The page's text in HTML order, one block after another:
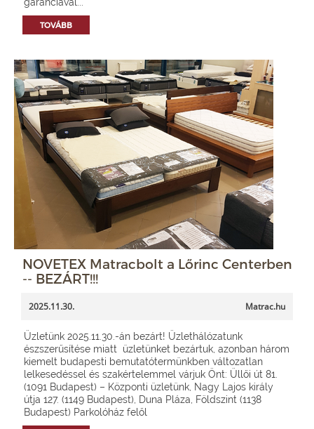
TOVÁBB
NOVETEX Matracbolt a Lőrinc Centerben
-- BEZÁRT!!!
2025.11.30. Matrac.hu
Üzletünk 2025.11.30.-án bezárt! Üzlethálózatunk
észszerűsítése miatt üzletünket bezártuk, azonban három
kiemelt budapesti bemutatótermünkben változatlan
lelkesedéssel és szakértelemmel várjuk Önt: Üllői út 81.
(1091 Budapest) – Központi üzletünk, Nagy Lajos király
útja 127. (1149 Budapest), Duna Pláza, Földszint (1138
Budapest) Parkolóház felől